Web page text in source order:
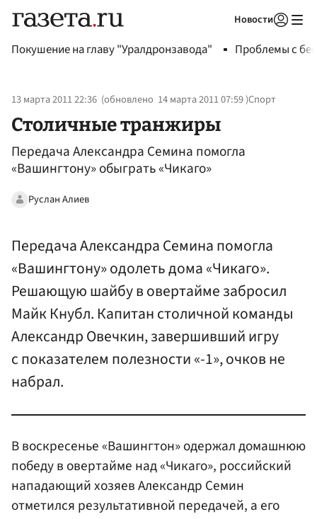
Новости
Покушение на главу "Уралдронзавода" Проблемы с
13 марта 2011 22:36 (обновлено 14 марта 2011 07:59)Спорт
Столичные транжиры
Передача Александра Семина помогла
«Вашингтону» обыграть «Чикаго»
Руслан Алиев
Передача Александра Семина помогла
«Вашингтону» одолеть дома «Чикаго».
Решающую шайбу в овертайме забросил
Майк Кнубл. Капитан столичной команды
Александр Овечкин, завершивший игру
с показателем полезности «-1», очков не
набрал.
В воскресенье «Вашингтон» одержал домашнюю
победу в овертайме над «Чикаго», российский
нападающий хозяев Александр Семин
отметился результативной передачей, а его